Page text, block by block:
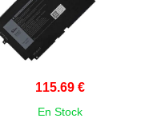
115.69 €
En Stock